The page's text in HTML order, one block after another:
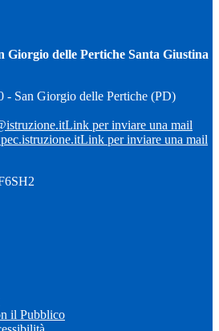
Giorgio delle Pertiche Santa Giustina
- San Giorgio delle Pertiche (PD)
Link per inviare una mail
Link per inviare una mail
il Pubblico